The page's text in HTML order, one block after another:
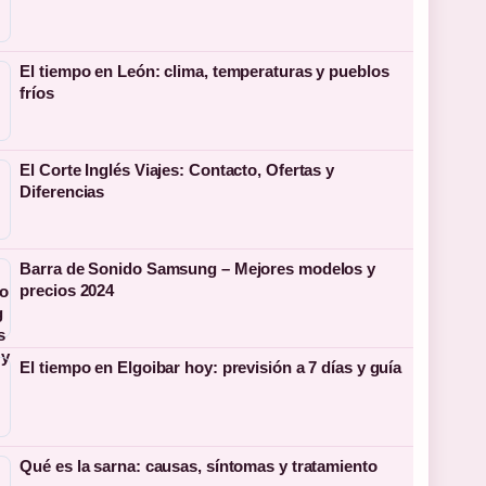
El tiempo en León: clima, temperaturas y pueblos
fríos
El Corte Inglés Viajes: Contacto, Ofertas y
Diferencias
Barra de Sonido Samsung – Mejores modelos y
precios 2024
El tiempo en Elgoibar hoy: previsión a 7 días y guía
Qué es la sarna: causas, síntomas y tratamiento